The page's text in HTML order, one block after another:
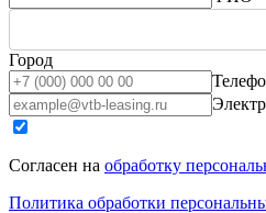
Город
Согласен на обработку
Политика обработки